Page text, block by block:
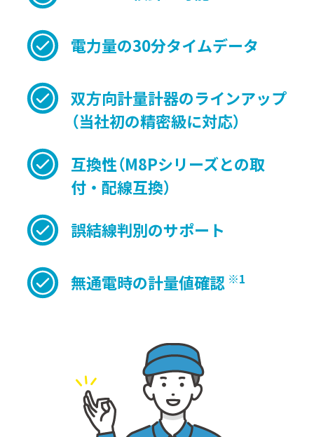
電力量の30分タイムデータ
双方向計量計器のラインアップ
（当社初の精密級に対応）
互換性（M8Pシリーズとの取
付・配線互換）
誤結線判別のサポート
無通電時の計量値確認 ※1